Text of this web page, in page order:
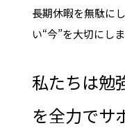
長期休暇を無駄に
い“今”を大切にしま
私たちは勉
を全力でサ